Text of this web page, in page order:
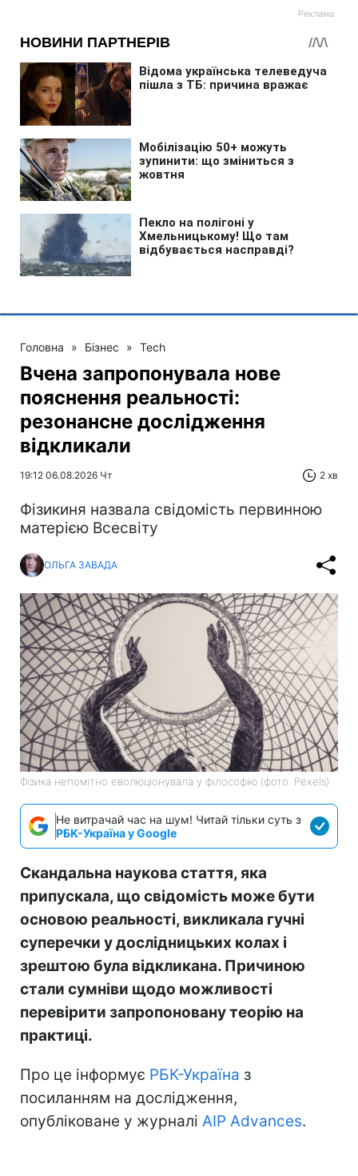
Головна » Бізнес » Tech
Вчена запропонувала нове
пояснення реальності:
резонансне дослідження
відкликали
19:12 06.08.2026 Чт 2 хв
Фізикиня назвала свідомість первинною
матерією Всесвіту
ОЛЬГА ЗАВАДА
Фізика непомітно еволюціонувала у філософію (фото: Pexels)
Не витрачай час на шум! Читай тільки суть з
РБК-Україна у Google
Скандальна наукова стаття, яка
припускала, що свідомість може бути
основою реальності, викликала гучні
суперечки у дослідницьких колах і
зрештою була відкликана. Причиною
стали сумніви щодо можливості
перевірити запропоновану теорію на
практиці.
Про це інформує РБК-Україна з
посиланням на дослідження,
опубліковане у журналі AIP Advances.